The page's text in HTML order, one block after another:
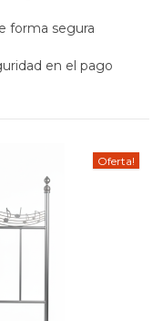
forma segura
en el pago
Oferta!